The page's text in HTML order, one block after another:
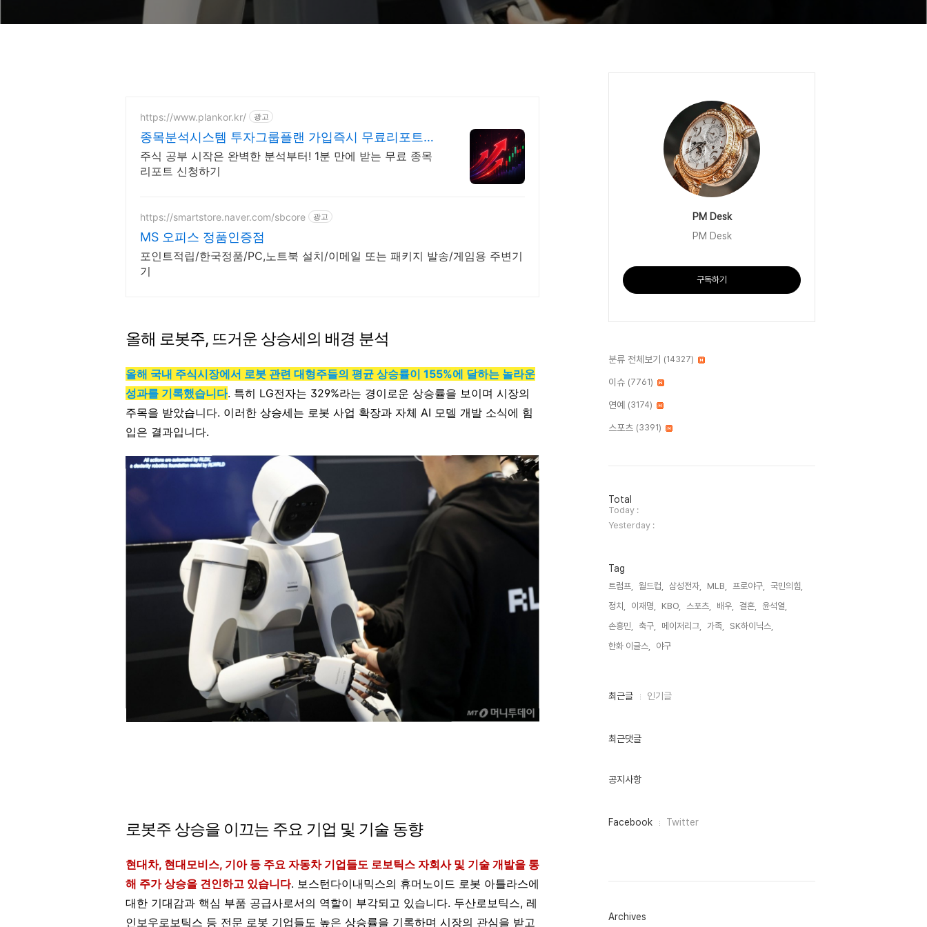
https://www.plankor.kr/ 광고
종목분석시스템 투자그룹플랜 가입즉시 무료리포트
100%
주식 공부 시작은 완벽한 분석부터! 1분 만에 받는 무료 종목
리포트 신청하기
https://smartstore.naver.com/sbcore 광고
MS 오피스 정품인증점
포인트적립/한국정품/PC,노트북 설치/이메일 또는 패키지 발송/게임용 주변기
기
올해 로봇주, 뜨거운 상승세의 배경 분석
올해 국내 주식시장에서 로봇 관련 대형주들의 평균 상승률이 155%에 달하는 놀라운
성과를 기록했습니다. 특히 LG전자는 329%라는 경이로운 상승률을 보이며 시장의
주목을 받았습니다. 이러한 상승세는 로봇 사업 확장과 자체 AI 모델 개발 소식에 힘
입은 결과입니다.
로봇주 상승을 이끄는 주요 기업 및 기술 동향
현대차, 현대모비스, 기아 등 주요 자동차 기업들도 로보틱스 자회사 및 기술 개발을 통
해 주가 상승을 견인하고 있습니다. 보스턴다이내믹스의 휴머노이드 로봇 아틀라스에
대한 기대감과 핵심 부품 공급사로서의 역할이 부각되고 있습니다. 두산로보틱스, 레
인보우로보틱스 등 전문 로봇 기업들도 높은 상승률을 기록하며 시장의 관심을 받고
PM Desk
PM Desk
구독하기
분류 전체보기 (14327)
이슈 (7761)
연예 (3174)
스포츠 (3391)
방
문
자
수
Total
Today :
Yesterday :
Tag
트럼프, 월드컵, 삼성전자, MLB, 프로야구,
국민의힘,
정치,
이재명, KBO, 스포츠, 배우, 결혼,
윤석열,
손흥민,
축구, 메이저리그, 가족,
SK하이닉스,
한화 이글스,
야구,
최
인
최근글 인기글
최근댓글
공지사항
페
그
Facebook Twitter
Archives